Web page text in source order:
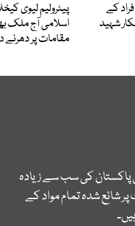
کے
شہید
پیٹرولیم لیوی
مقامات پر
پاکستان کی سب سے زیادہ
شائع شدہ تمام مواد کے